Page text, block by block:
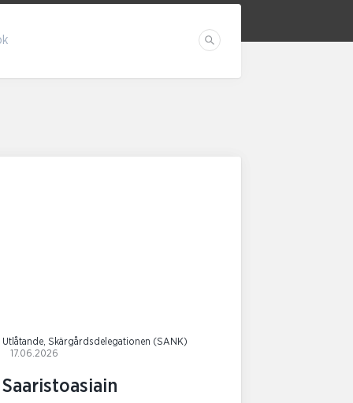
Sök
Utlåtande, Skärgårdsdelegationen (SANK)
17.06.2026
Saaristoasiain